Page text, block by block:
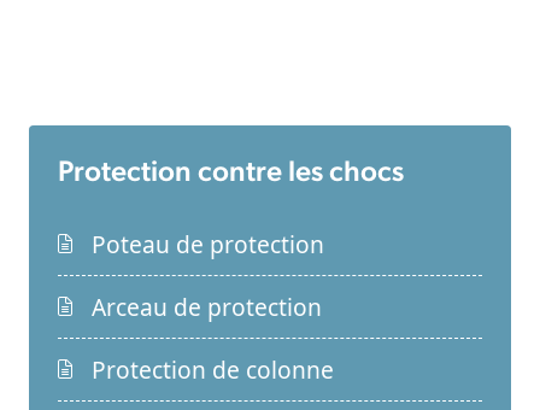
Protection contre les chocs
Poteau de protection
Arceau de protection
Protection de colonne